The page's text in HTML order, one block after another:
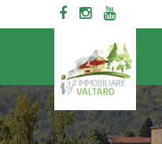
Init failed: Galleria could not